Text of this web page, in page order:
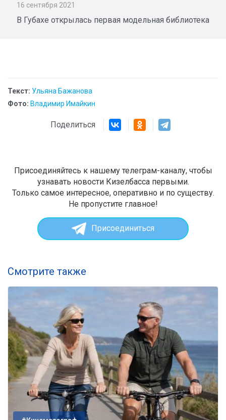
16 сентября 2021
В Губахе открылась первая модельная библиотека
Текст: Ульяна Бажанова
Фото: Владимир Имайкин
Поделиться
Присоединяйтесь к нашему телеграм-каналу, чтобы
узнавать новости Кизелбасса первыми.
Только самое интересное, оперативно и по существу.
Не пропустите главное!
Присоединиться
Смотрите также